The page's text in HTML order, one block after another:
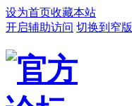
设为首页收藏本站
开启辅助访问 切换到窄版